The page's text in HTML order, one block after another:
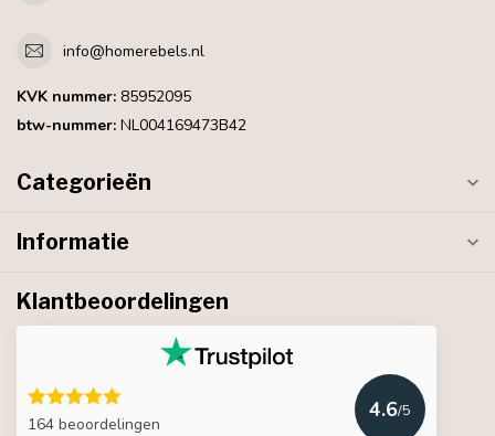
info@homerebels.nl
KVK nummer: 85952095
btw-nummer: NL004169473B42
Categorieën
Informatie
Klantbeoordelingen
164 beoordelingen
4.6/5